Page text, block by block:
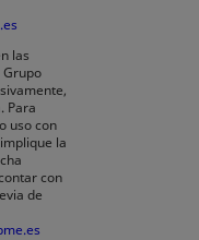
las
Grupo
Para
uso con
la
con
de